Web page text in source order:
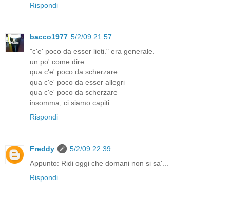
Rispondi
bacco1977 5/2/09 21:57
"c'e' poco da esser lieti." era generale.
un po' come dire
qua c'e' poco da scherzare.
qua c'e' poco da esser allegri
qua c'e' poco da scherzare
insomma, ci siamo capiti
Rispondi
Freddy
5/2/09 22:39
Appunto: Ridi oggi che domani non si sa'...
Rispondi